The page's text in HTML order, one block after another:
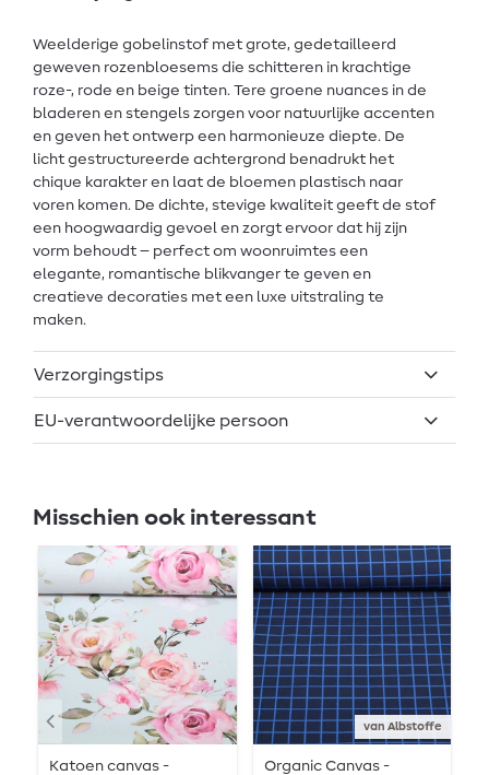
Weelderige gobelinstof met grote, gedetailleerd
geweven rozenbloesems die schitteren in krachtige
roze-, rode en beige tinten. Tere groene nuances in de
bladeren en stengels zorgen voor natuurlijke accenten
en geven het ontwerp een harmonieuze diepte. De
licht gestructureerde achtergrond benadrukt het
chique karakter en laat de bloemen plastisch naar
voren komen. De dichte, stevige kwaliteit geeft de stof
een hoogwaardig gevoel en zorgt ervoor dat hij zijn
vorm behoudt – perfect om woonruimtes een
elegante, romantische blikvanger te geven en
creatieve decoraties met een luxe uitstraling te
maken.
Verzorgingstips
EU-verantwoordelijke persoon
Misschien ook interessant
Katoen canvas -
van Albstoffe
Organic Canvas -